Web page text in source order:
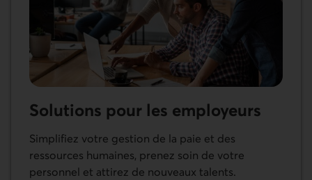
Solutions pour les employeurs
Simplifiez votre gestion de la paie et des
ressources humaines, prenez soin de votre
personnel et attirez de nouveaux talents.